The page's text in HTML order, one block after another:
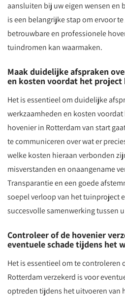
aansluiten bij uw eigen wensen en
is een belangrijke stap om ervoor
betrouwbare en professionele
tuindromen kan waarmaken.
Maak duidelijke afspraken
en kosten voordat het project
Het is essentieel om duidelijke
werkzaamheden en kosten
hovenier in Rotterdam van start
te communiceren over wat er
welke kosten hieraan verbonden
misverstanden en onaangename
Transparantie en een goede
soepel verloop van het tuinproject
succesvolle samenwerking tussen
Controleer of de hovenier
eventuele schade tijdens het
Het is essentieel om te controleren
Rotterdam verzekerd is voor
optreden tijdens het uitvoeren van